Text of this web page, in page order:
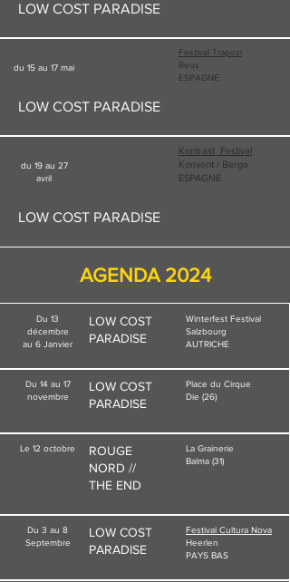
LOW COST PARADISE
du 15 au 17 mai
Festival Trapez
Reus
ESPAGNE
LOW COST PARADISE
du 19 au 27
avril
Kontrast Festival
Konvent / Berga
ESPAGNE
LOW COST PARADISE
AGENDA 2024
Du 13
décembre
au 6 Janvier
LOW COST
PARADISE
Winterfest Festival
Salzbourg
AUTRICHE
Du 14 au 17
novembre
LOW COST
PARADISE
Place du Cirque
Die (26)
Le 12 octobre
ROUGE
NORD //
THE END
La Grainerie
Balma (31)
Du 3 au 8
Septembre
LOW COST
PARADISE
Festival Cultura Nova
Heerlen
PAYS BAS